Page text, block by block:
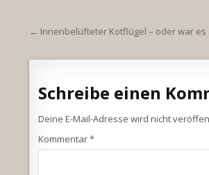
← Innenbelüfteter Kotflügel – oder war
Schreibe einen
Deine E-Mail-Adresse wird nicht
Kommentar*